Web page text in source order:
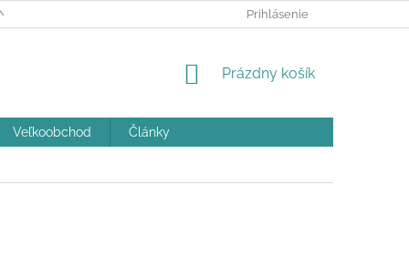
ÚDAJOV A POUČENIE O COOKIES REKLAMAČNÝ PORIADOK
Prihlásenie
NÁKUPNÝ
Prázdny košík
Veľkoobchod Články